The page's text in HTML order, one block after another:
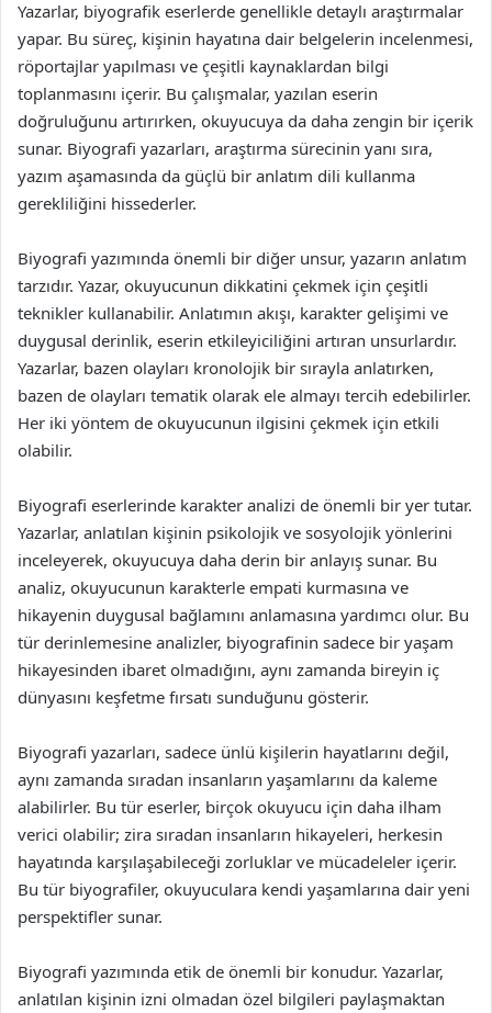
Yazarlar, biyografik eserlerde genellikle detaylı araştırmalar
yapar. Bu süreç, kişinin hayatına dair belgelerin incelenmesi,
röportajlar yapılması ve çeşitli kaynaklardan bilgi
toplanmasını içerir. Bu çalışmalar, yazılan eserin
doğruluğunu artırırken, okuyucuya da daha zengin bir içerik
sunar. Biyografi yazarları, araştırma sürecinin yanı sıra,
yazım aşamasında da güçlü bir anlatım dili kullanma
gerekliliğini hissederler.
Biyografi yazımında önemli bir diğer unsur, yazarın anlatım
tarzıdır. Yazar, okuyucunun dikkatini çekmek için çeşitli
teknikler kullanabilir. Anlatımın akışı, karakter gelişimi ve
duygusal derinlik, eserin etkileyiciliğini artıran unsurlardır.
Yazarlar, bazen olayları kronolojik bir sırayla anlatırken,
bazen de olayları tematik olarak ele almayı tercih edebilirler.
Her iki yöntem de okuyucunun ilgisini çekmek için etkili
olabilir.
Biyografi eserlerinde karakter analizi de önemli bir yer tutar.
Yazarlar, anlatılan kişinin psikolojik ve sosyolojik yönlerini
inceleyerek, okuyucuya daha derin bir anlayış sunar. Bu
analiz, okuyucunun karakterle empati kurmasına ve
hikayenin duygusal bağlamını anlamasına yardımcı olur. Bu
tür derinlemesine analizler, biyografinin sadece bir yaşam
hikayesinden ibaret olmadığını, aynı zamanda bireyin iç
dünyasını keşfetme fırsatı sunduğunu gösterir.
Biyografi yazarları, sadece ünlü kişilerin hayatlarını değil,
aynı zamanda sıradan insanların yaşamlarını da kaleme
alabilirler. Bu tür eserler, birçok okuyucu için daha ilham
verici olabilir; zira sıradan insanların hikayeleri, herkesin
hayatında karşılaşabileceği zorluklar ve mücadeleler içerir.
Bu tür biyografiler, okuyuculara kendi yaşamlarına dair yeni
perspektifler sunar.
Biyografi yazımında etik de önemli bir konudur. Yazarlar,
anlatılan kişinin izni olmadan özel bilgileri paylaşmaktan